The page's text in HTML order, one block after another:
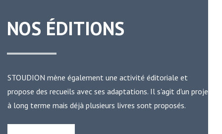
NOS ÉDITIONS
STOUDION mène également une activité éditoriale et
propose des recueils avec ses adaptations. Il s'agit d'un projet
à long terme mais déjà plusieurs livres sont proposés.